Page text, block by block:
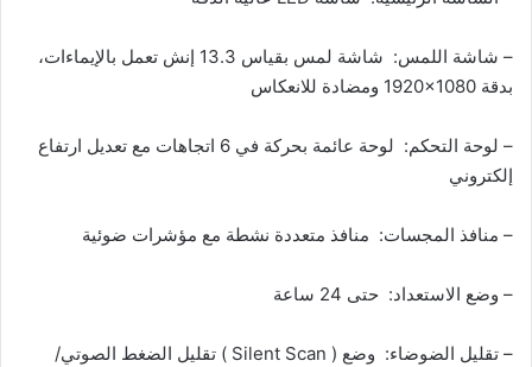
– شاشة اللمس: شاشة لمس بقياس 13.3 إنش تعمل بالإيماءات،
بدقة ‎1920×1080‎ ومضادة للانعكاس
– لوحة التحكم: لوحة عائمة بحركة في 6 اتجاهات مع تعديل ارتفاع
إلكتروني
– منافذ المجسات: منافذ متعددة نشطة مع مؤشرات ضوئية
– وضع الاستعداد: حتى 24 ساعة
– تقليل الضوضاء: وضع ( Silent Scan ) تقليل الضغط الصوتي/